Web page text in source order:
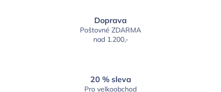
Doprava
Poštovné ZDARMA
nad 1.200,-
20 % sleva
Pro velkoobchod